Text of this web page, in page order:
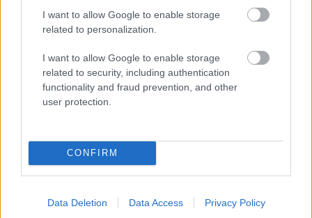
I want to allow Google to enable storage
related to personalization.
I want to allow Google to enable storage
related to security, including authentication
functionality and fraud prevention, and other
user protection.
CONFIRM
Data Deletion Data Access Privacy Policy